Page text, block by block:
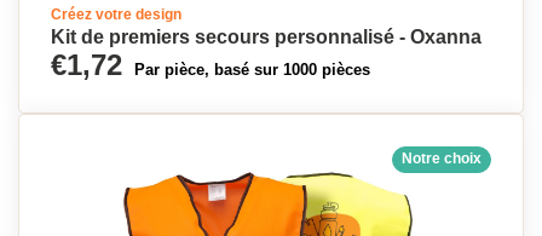
Créez votre design
Kit de premiers secours personnalisé - Oxanna
€1,72 Par pièce, basé sur 1000 pièces
Notre choix